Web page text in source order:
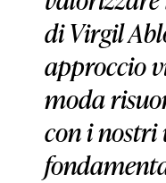
di Virgil
approccio
moda
con i